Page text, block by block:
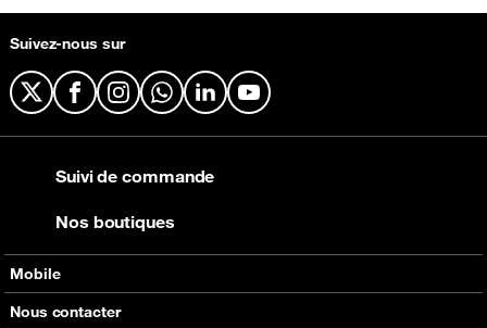
Suivez-nous sur
X FacebookInstagramWhatsApp
LinkedInYouTube
Mobile
Nos offres
Nous contacter
Suivi de commande
Nos boutiques